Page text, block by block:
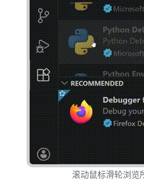
滚动鼠标滑轮浏览